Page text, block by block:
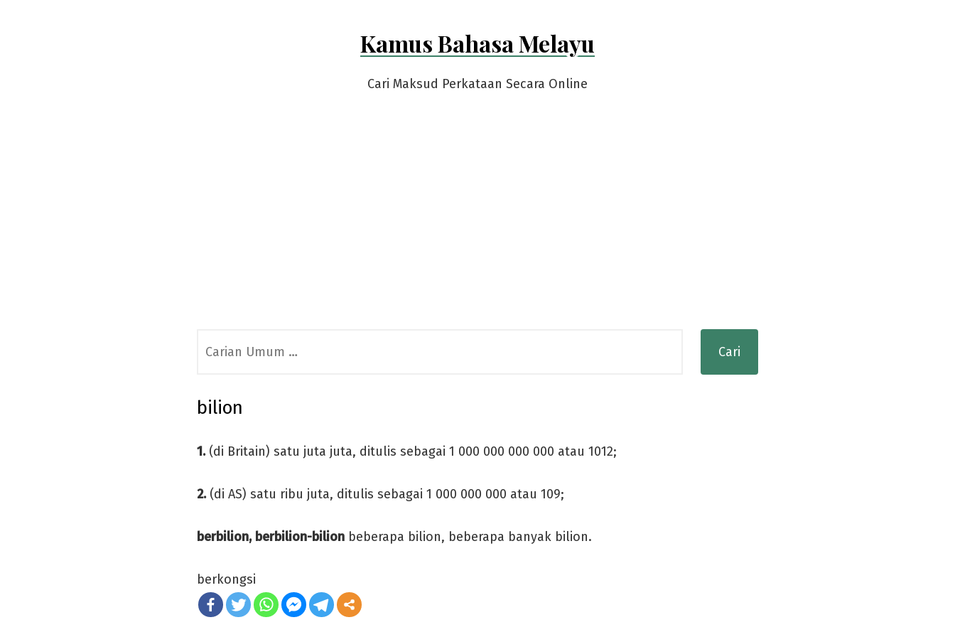
Kamus Bahasa Melayu
Cari Maksud Perkataan Secara Online
for:
bilion
1.(di Britain) satu juta juta, ditulis sebagai 1 000 000 000 000 atau 1012;
2.(di AS) satu ribu juta, ditulis sebagai 1 000 000 000 atau 109;
berbilion, berbilion-bilion beberapa bilion, beberapa banyak bilion.
berkongsi